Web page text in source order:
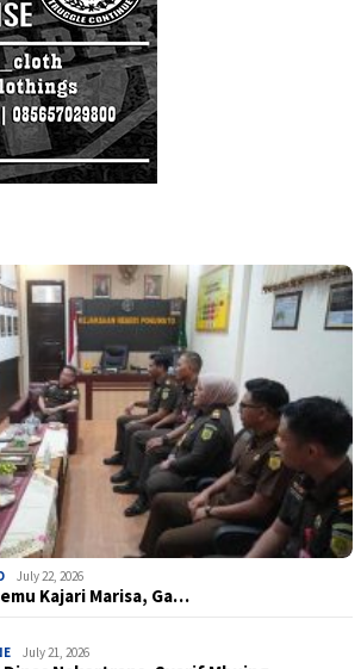
July 22, 2026
Kajari Marisa, Ga…
July 21, 2026